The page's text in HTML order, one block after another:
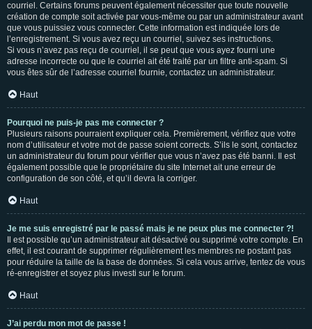
courriel. Certains forums peuvent également nécessiter que toute nouvelle
création de compte soit activée par vous-même ou par un administrateur avant
que vous puissiez vous connecter. Cette information est indiquée lors de
l’enregistrement. Si vous avez reçu un courriel, suivez ses instructions.
Si vous n’avez pas reçu de courriel, il se peut que vous ayez fourni une
adresse incorrecte ou que le courriel ait été traité par un filtre anti-spam. Si
vous êtes sûr de l’adresse courriel fournie, contactez un administrateur.
Haut
Pourquoi ne puis-je pas me connecter ?
Plusieurs raisons pourraient expliquer cela. Premièrement, vérifiez que votre
nom d’utilisateur et votre mot de passe soient corrects. S’ils le sont, contactez
un administrateur du forum pour vérifier que vous n’avez pas été banni. Il est
également possible que le propriétaire du site Internet ait une erreur de
configuration de son côté, et qu’il devra la corriger.
Haut
Je me suis enregistré par le passé mais je ne peux plus me connecter ?!
Il est possible qu’un administrateur ait désactivé ou supprimé votre compte. En
effet, il est courant de supprimer régulièrement les membres ne postant pas
pour réduire la taille de la base de données. Si cela vous arrive, tentez de vous
ré-enregistrer et soyez plus investi sur le forum.
Haut
J’ai perdu mon mot de passe !